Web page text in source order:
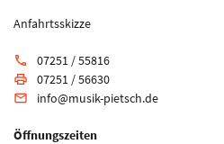
Anfahrtsskizze
phone 07251 / 55816
print 07251 / 56630
email info@musik-pietsch.de
Öffnungszeiten